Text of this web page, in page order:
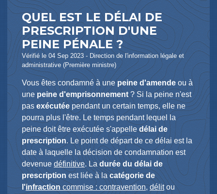
QUEL EST LE DÉLAI DE
PRESCRIPTION D'UNE
PEINE PÉNALE ?
Vérifié le 04 Sep 2023 - Direction de l'information légale et
administrative (Première ministre)
Vous êtes condamné à unepeine d'amende ou à
une peine d'emprisonnement? Si la peine n'est
pas exécutée pendant un certain temps, elle ne
pourra plus l'être. Le temps pendant lequel la
peine doit être exécutée s'appelle délai de
prescription. Le point de départ de ce délai est la
date à laquelle la décision de condamnation est
devenue définitive. Ladurée du délai de
prescription est liée à lacatégorie de
l'infractioncommise : contravention,délitou